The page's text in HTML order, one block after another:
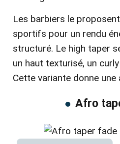
Les barbiers le
sportifs pour un rendu
structuré. Le high taper
un haut texturisé, un
Cette variante donne
Afro